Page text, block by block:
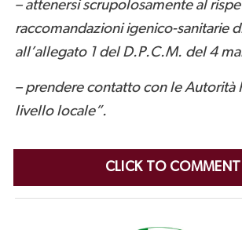
– attenersi scrupolosamente al
raccomandazioni igenico-sanitarie
all’allegato 1 del D.P.C.M. del 4
– prendere contatto con le Autorità
livello locale”.
CLICK TO COMMENT